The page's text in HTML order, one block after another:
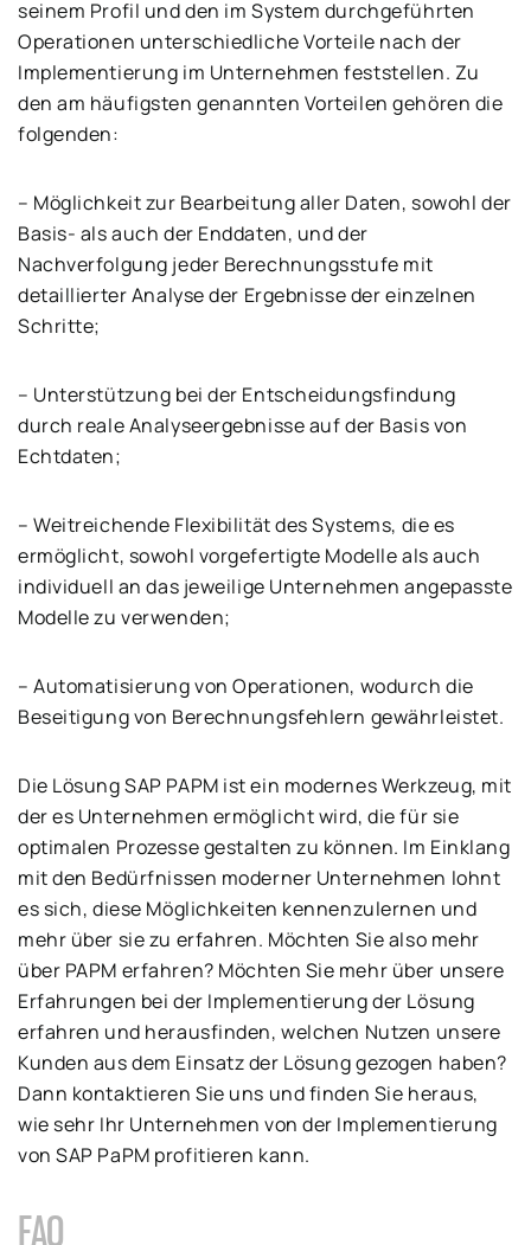
seinem Profil und den im System durchgeführten
Operationen unterschiedliche Vorteile nach der
Implementierung im Unternehmen feststellen. Zu
den am häufigsten genannten Vorteilen gehören die
folgenden:
– Möglichkeit zur Bearbeitung aller Daten, sowohl der
Basis- als auch der Enddaten, und der
Nachverfolgung jeder Berechnungsstufe mit
detaillierter Analyse der Ergebnisse der einzelnen
Schritte;
– Unterstützung bei der Entscheidungsfindung
durch reale Analyseergebnisse auf der Basis von
Echtdaten;
– Weitreichende Flexibilität des Systems, die es
ermöglicht, sowohl vorgefertigte Modelle als auch
individuell an das jeweilige Unternehmen angepasste
Modelle zu verwenden;
– Automatisierung von Operationen, wodurch die
Beseitigung von Berechnungsfehlern gewährleistet.
Die Lösung SAP PAPM ist ein modernes Werkzeug, mit
der es Unternehmen ermöglicht wird, die für sie
optimalen Prozesse gestalten zu können. Im Einklang
mit den Bedürfnissen moderner Unternehmen lohnt
es sich, diese Möglichkeiten kennenzulernen und
mehr über sie zu erfahren. Möchten Sie also mehr
über PAPM erfahren? Möchten Sie mehr über unsere
Erfahrungen bei der Implementierung der Lösung
erfahren und herausfinden, welchen Nutzen unsere
Kunden aus dem Einsatz der Lösung gezogen haben?
Dann kontaktieren Sie uns und finden Sie heraus,
wie sehr Ihr Unternehmen von der Implementierung
von SAP PaPM profitieren kann.
FAQ